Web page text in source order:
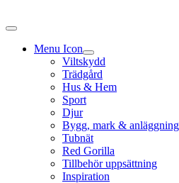
till
Menu Icon
Viltskydd
Trädgård
Hus & Hem
Sport
Djur
Bygg, mark & anläggning
Tubnät
Red Gorilla
Tillbehör uppsättning
Inspiration